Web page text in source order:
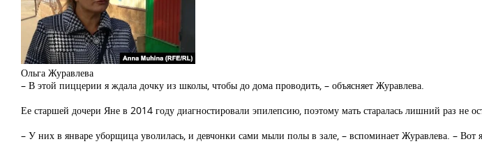
Ольга Журавлева
– В этой пиццерии я ждала дочку из школы, чтобы до дома проводить, – объясняет Журавлева.
Ее старшей дочери Яне в 2014 году диагностировали эпилепсию, поэтому мать старалась лишний раз не
– У них в январе уборщица уволилась, и девчонки сами мыли полы в зале, – вспоминает Журавлева. – Вот